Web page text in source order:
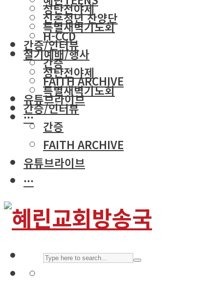
성탄전야제
특별새벽기도회
간증/인터뷰
간증
FAITH ARCHIVE
유튜브라이브
···
신혼청년 찬양단
H-CCD
절기예배/행사
성탄전야제
특별새벽기도회
간증/인터뷰
간증
FAITH ARCHIVE
유튜브라이브
···